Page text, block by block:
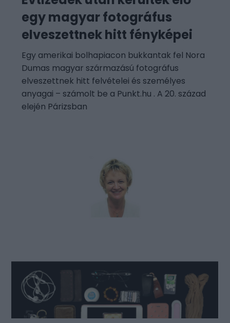
egy magyar fotográfus
elveszettnek hitt fényképei
Egy amerikai bolhapiacon bukkantak fel Nora
Dumas magyar származású fotográfus
elveszettnek hitt felvételei és személyes
anyagai – számolt be a Punkt.hu . A 20. század
elején Párizsban